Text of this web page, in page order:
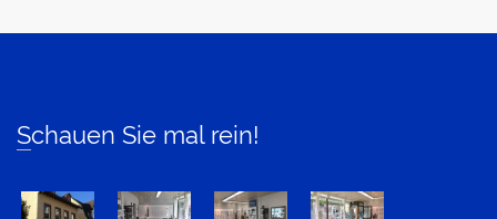
Schauen Sie mal rein!